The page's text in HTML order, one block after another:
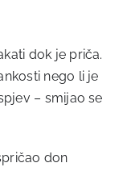
dok je priča.
nego li je
– smijao se
don